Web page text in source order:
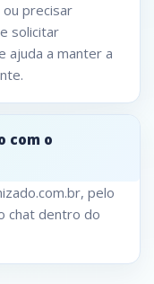
ou precisar
solicitar
ajuda a manter a
com o
pelo
chat dentro do